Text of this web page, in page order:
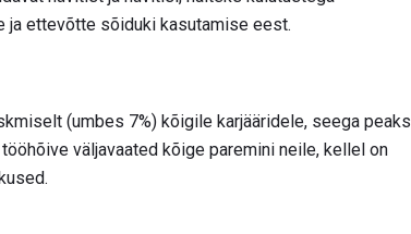
ja ettevõtte sõiduki kasutamise eest.
(umbes 7%) kõigile karjääridele, seega peaks
väljavaated kõige paremini neile, kellel on